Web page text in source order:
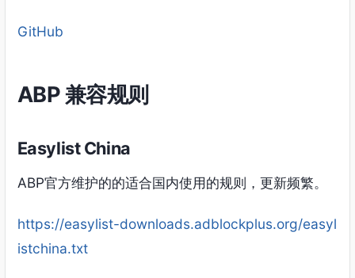
GitHub
ABP 兼容规则
Easylist China
ABP官方维护的的适合国内使用的规则，更新频繁。
https://easylist-downloads.adblockplus.org/easyl
istchina.txt